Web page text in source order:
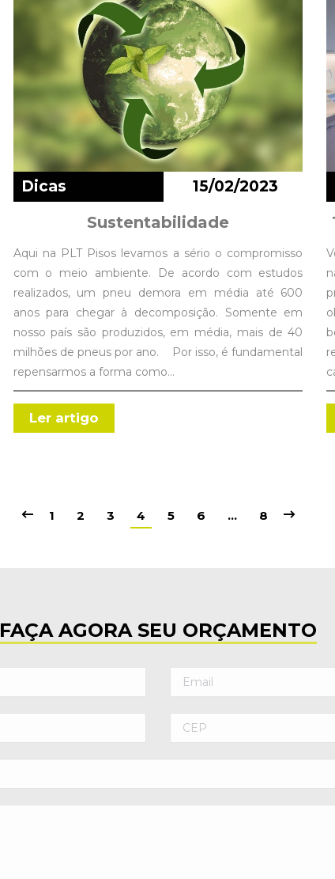
Sustentabilidade
Dicas 15/02/2023
Aqui na PLT Pisos levamos a sério o compromisso
com o meio ambiente. De acordo com estudos
realizados, um pneu demora em média até 600
anos para chegar à decomposição. Somente em
nosso país são produzidos, em média, mais de 40
milhões de pneus por ano. Por isso, é fundamental
repensarmos a forma como…
Ler artigo
1 2 3 4 5 6 … 8
FAÇA AGORA SEU ORÇAMENTO